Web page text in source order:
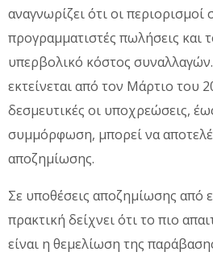
αναγνωρίζει ότι οι
προγραμματιστές πωλήσεις και
υπερβολικό κόστος
εκτείνεται από τον Μάρτιο του
δεσμευτικές οι υποχρεώσεις,
συμμόρφωση, μπορεί να
αποζημίωσης.
Σε υποθέσεις αποζημίωσης από
πρακτική δείχνει ότι το πιο
είναι η θεμελίωση της